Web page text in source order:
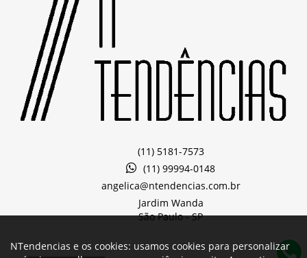
(11) 5181-7573
(11) 99994-0148
angelica@ntendencias.com.br
Jardim Wanda
São Paulo -SP
NTendencias e os cookies: usamos cookies para personalizar